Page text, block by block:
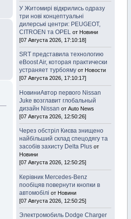
У Житомирі відкрились одразу
три нові концептуальні
дилерські центри: PEUGEOT,
CITROEN та OPEL от Новини
[07 Августа 2026, 17:10:18]
SRT представила технологию
eBoost Air, которая практически
устраняет турбояму от Новости
[07 Августа 2026, 17:10:17]
НовиниАвтор первого Nissan
Juke возглавит глобальный
дизайн Nissan от Auto News
[07 Августа 2026, 12:50:26]
Через обстріл Києва знищено
найбільший склад спецодягу та
засобів захисту Delta Plus от
Новини
[07 Августа 2026, 12:50:25]
Керівник Mercedes-Benz
пообіцяв повернути кнопки в
автомобілі от Новини
[07 Августа 2026, 12:50:25]
Электромобиль Dodge Charger